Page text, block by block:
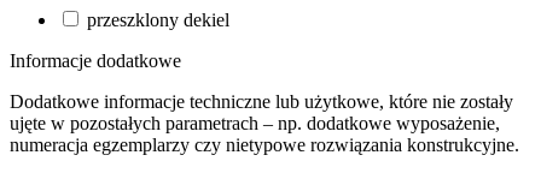
przeszklony dekiel
Informacje dodatkowe
Dodatkowe informacje techniczne lub użytkowe, które nie zostały
ujęte w pozostałych parametrach – np. dodatkowe wyposażenie,
numeracja egzemplarzy czy nietypowe rozwiązania konstrukcyjne.